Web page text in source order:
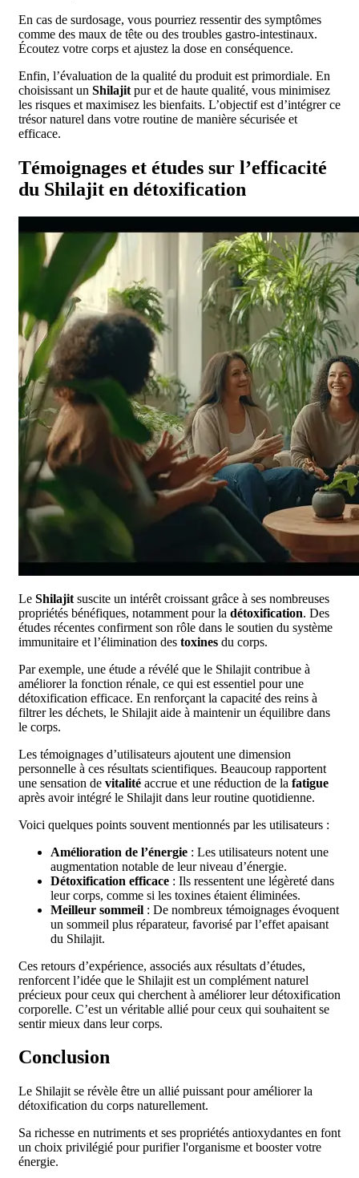
En cas de surdosage, vous pourriez ressentir des symptômes
comme des maux de tête ou des troubles gastro-intestinaux.
Écoutez votre corps et ajustez la dose en conséquence.
Enfin, l’évaluation de la qualité du produit est primordiale. En
choisissant un Shilajit pur et de haute qualité, vous minimisez
les risques et maximisez les bienfaits. L’objectif est d’intégrer ce
trésor naturel dans votre routine de manière sécurisée et
efficace.
Témoignages et études sur l’efficacité
du Shilajit en détoxification
Le Shilajit suscite un intérêt croissant grâce à ses nombreuses
propriétés bénéfiques, notamment pour la détoxification. Des
études récentes confirment son rôle dans le soutien du système
immunitaire et l’élimination des toxines du corps.
Par exemple, une étude a révélé que le Shilajit contribue à
améliorer la fonction rénale, ce qui est essentiel pour une
détoxification efficace. En renforçant la capacité des reins à
filtrer les déchets, le Shilajit aide à maintenir un équilibre dans
le corps.
Les témoignages d’utilisateurs ajoutent une dimension
personnelle à ces résultats scientifiques. Beaucoup rapportent
une sensation de vitalité accrue et une réduction de la fatigue
après avoir intégré le Shilajit dans leur routine quotidienne.
Voici quelques points souvent mentionnés par les utilisateurs :
Amélioration de l’énergie : Les utilisateurs notent une
augmentation notable de leur niveau d’énergie.
Détoxification efficace : Ils ressentent une légèreté dans
leur corps, comme si les toxines étaient éliminées.
Meilleur sommeil : De nombreux témoignages évoquent
un sommeil plus réparateur, favorisé par l’effet apaisant
du Shilajit.
Ces retours d’expérience, associés aux résultats d’études,
renforcent l’idée que le Shilajit est un complément naturel
précieux pour ceux qui cherchent à améliorer leur détoxification
corporelle. C’est un véritable allié pour ceux qui souhaitent se
sentir mieux dans leur corps.
Conclusion
Le Shilajit se révèle être un allié puissant pour améliorer la
détoxification du corps naturellement.
Sa richesse en nutriments et ses propriétés antioxydantes en font
un choix privilégié pour purifier l'organisme et booster votre
énergie.